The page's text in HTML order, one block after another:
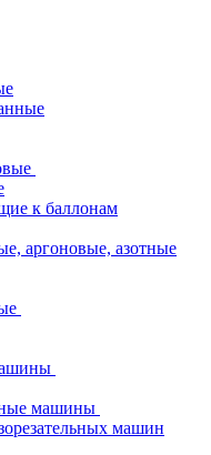
к баллонам
аргоновые, азотные
машины
машин